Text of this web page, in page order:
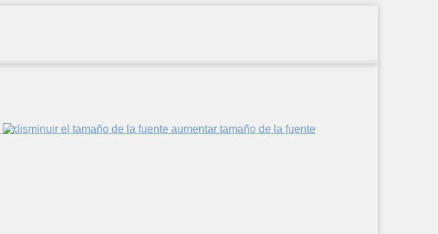
aumentar tamaño de la fuente